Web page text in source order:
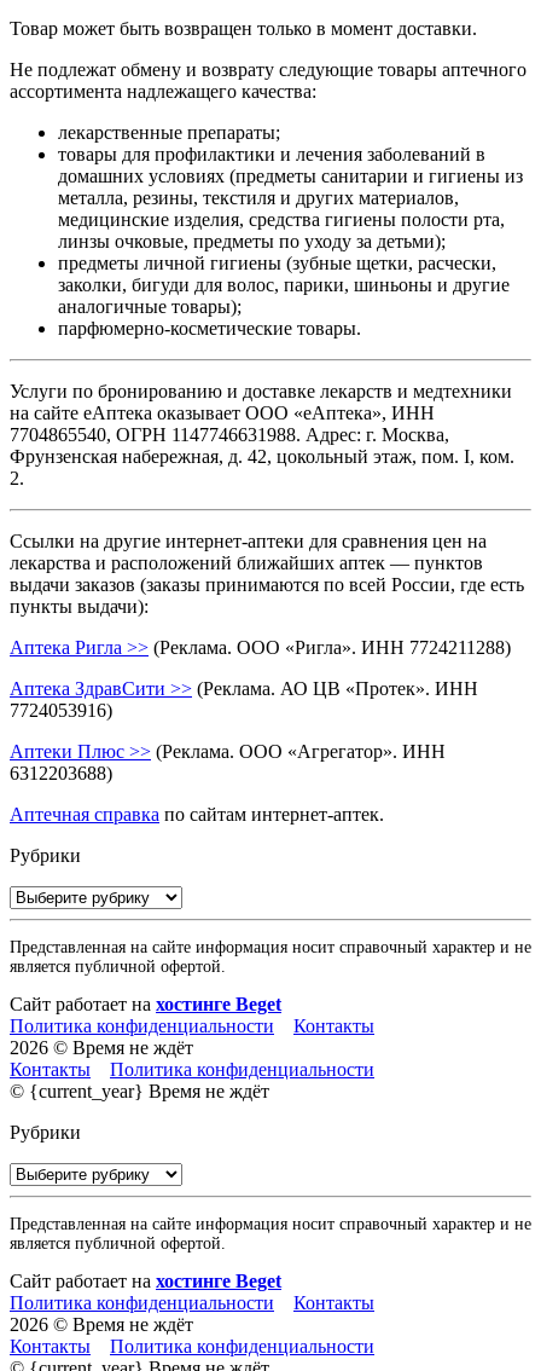
Товар может быть возвращен только в момент доставки.
Не подлежат обмену и возврату следующие товары аптечного
ассортимента надлежащего качества:
лекарственные препараты;
товары для профилактики и лечения заболеваний в
домашних условиях (предметы санитарии и гигиены из
металла, резины, текстиля и других материалов,
медицинские изделия, средства гигиены полости рта,
линзы очковые, предметы по уходу за детьми);
предметы личной гигиены (зубные щетки, расчески,
заколки, бигуди для волос, парики, шиньоны и другие
аналогичные товары);
парфюмерно-косметические товары.
Услуги по бронированию и доставке лекарств и медтехники
на сайте еАптека оказывает ООО «еАптека», ИНН
7704865540, ОГРН 1147746631988. Адрес: г. Москва,
Фрунзенская набережная, д. 42, цокольный этаж, пом. I, ком.
2.
Ссылки на другие интернет-аптеки для сравнения цен на
лекарства и расположений ближайших аптек — пунктов
выдачи заказов (заказы принимаются по всей России, где есть
пункты выдачи):
Аптека Ригла >> (Реклама. ООО «Ригла». ИНН 7724211288)
Аптека ЗдравСити >> (Реклама. АО ЦВ «Протек». ИНН
7724053916)
Аптеки Плюс >> (Реклама. ООО «Агрегатор». ИНН
6312203688)
Аптечная справка по сайтам интернет-аптек.
Рубрики
Рубрики
Представленная на сайте информация носит справочный характер и не
является публичной офертой.
Сайт работает на хостинге Beget
Политика конфиденциальности
Контакты
2026 © Время не ждёт
Контакты
Политика конфиденциальности
© {current_year} Время не ждёт
Рубрики
Рубрики
Представленная на сайте информация носит справочный характер и не
является публичной офертой.
Сайт работает на хостинге Beget
Политика конфиденциальности
Контакты
2026 © Время не ждёт
Контакты
Политика конфиденциальности